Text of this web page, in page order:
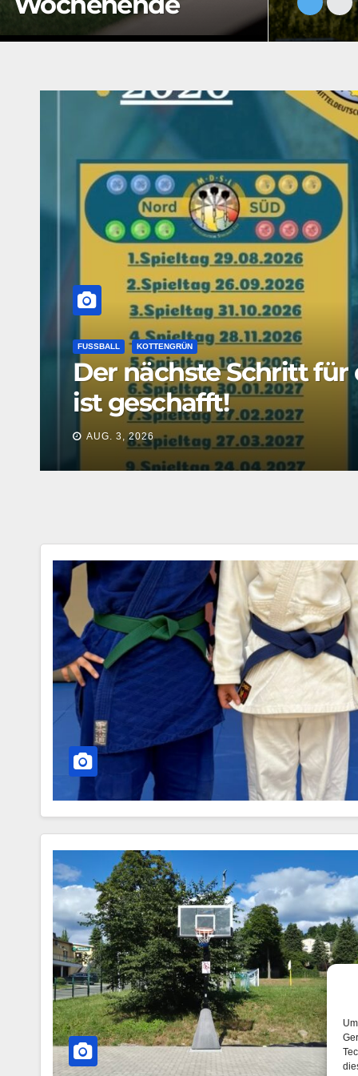
ADORF FUSSBALL
VFC zeigt starke
AUG. 3, 2026